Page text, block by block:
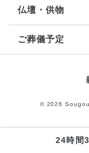
仏壇・供物
ご葬儀予定
© 2026
24時間